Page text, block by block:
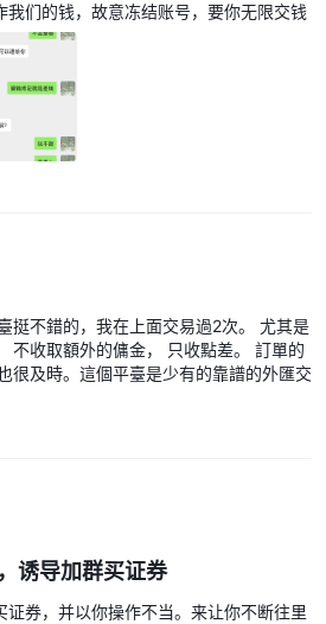
我们的钱，故意冻结账号，要你无限交钱
挺不錯的，我在上面交易過2次。 尤其是
取額外的傭金， 只收點差。 訂單的
很及時。這個平臺是少有的靠譜的外匯交
诱导加群买证券
证券，并以你操作不当。来让你不断往里